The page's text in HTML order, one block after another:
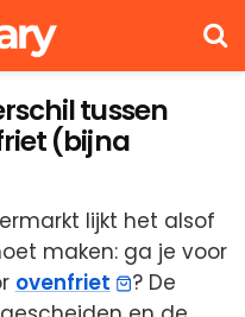
tussen
(bijna
lijkt het alsof
maken: ga je voor
ovenfriet
? De